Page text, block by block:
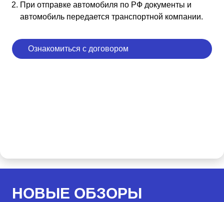
При отправке автомобиля по РФ документы и
автомобиль передается транспортной компании.
Ознакомиться с договором
НОВЫЕ ОБЗОРЫ